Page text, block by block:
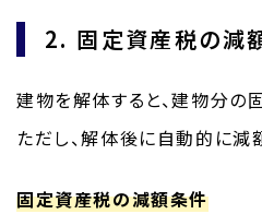
2. 固定資産税の減
建物を解体すると、建物分の
ただし、解体後に自動的に減
固定資産税の減額条件